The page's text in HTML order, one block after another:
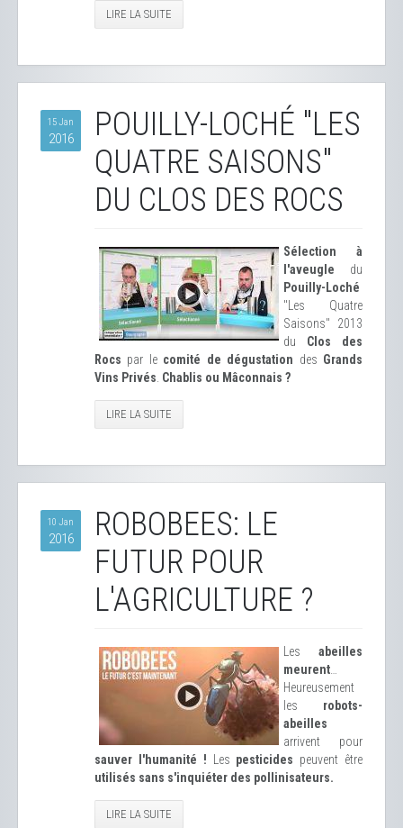
LIRE LA SUITE
15 Jan
2016
POUILLY-LOCHÉ "LES
QUATRE SAISONS"
DU CLOS DES ROCS
Sélection à
l'aveugle du
Pouilly-Loché
"Les Quatre
Saisons" 2013
du Clos des
Rocs par le comité de dégustation des Grands
Vins Privés Chablis ou Mâconnais ?
LIRE LA SUITE
10 Jan
2016
ROBOBEES: LE
FUTUR POUR
L'AGRICULTURE ?
Les abeilles
meurent
Heureusement
les robots-
abeilles
arrivent pour
sauver l'humanité !
Les pesticides peuvent être
utilisés sans s'inquiéter des pollinisateurs.
LIRE LA SUITE